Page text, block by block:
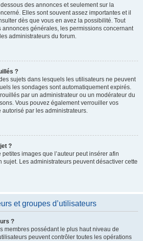
des annonces et seulement sur la
Elles sont souvent assez importantes et il
dès que vous en avez la possibilité. Tout
annonces générales, les permissions concernant
administrateurs du forum.
?
sujets dans lesquels les utilisateurs ne peuvent
les sondages sont automatiquement expirés.
par un administrateur ou un modérateur du
Vous pouvez également verrouiller vos
autorisé par les administrateurs.
?
images que l’auteur peut insérer afin
sujet. Les administrateurs peuvent désactiver cette
et groupes d’utilisateurs
?
membres possédant le plus haut niveau de
peuvent contrôler toutes les opérations